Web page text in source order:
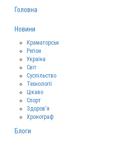
Головна
Новини
Краматорськ
Регіон
Україна
Світ
Суспільство
Технології
Цікаво
Спорт
Здоров‘я
Хронограф
Блоги